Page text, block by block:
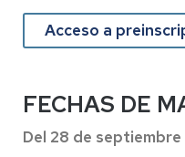
Acceso a
FECHAS DE
Del 28 de